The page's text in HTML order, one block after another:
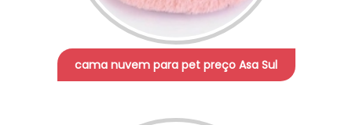
cama nuvem para pet preço Asa Sul